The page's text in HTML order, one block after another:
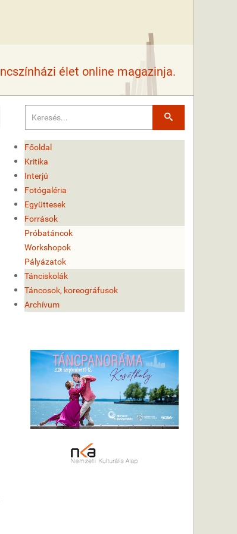
élet online magazinja.
Keresés
Főoldal
Kritika
Interjú
Fotógaléria
Együttesek
Források
Próbatáncok
Workshopok
Pályázatok
Tánciskolák
Táncosok, koreográfusok
Archívum